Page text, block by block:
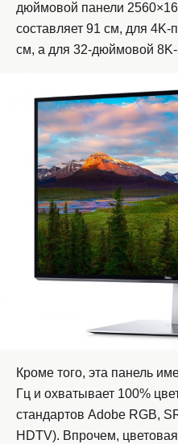
дюймовой панели
составляет 91 см, для 4K-
см, а для 32-дюймовой
Кроме того, эта панель
Гц и охватывает 100%
стандартов Adobe RGB,
HDTV). Впрочем,